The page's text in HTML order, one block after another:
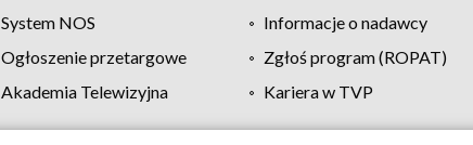
System NOS Informacje o nadawcy
Ogłoszenie przetargowe Zgłoś program (ROPAT)
Akademia Telewizyjna Kariera w TVP